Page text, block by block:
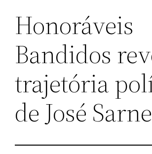
Honoráveis
Bandidos
trajetória
de José